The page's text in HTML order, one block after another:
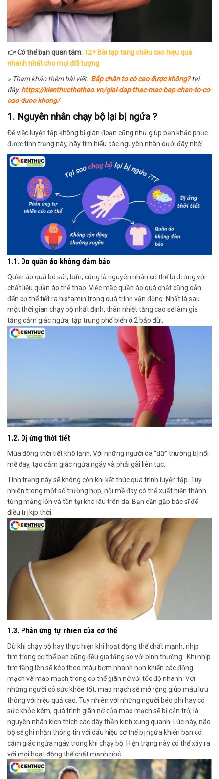
👉 Có thể bạn quan tâm: 12+ Bài tập tăng chiều cao hiệu quả
nhanh nhất cho mọi đối tượng
» Tham khảo thêm bài viết: Bắp chân to có cao được không? tại
đây:https://kienthucthethao.vn/giai-dap-thac-mac-bap-chan-to-co-
cao-duoc-khong/
1. Nguyên nhân chạy bộ lại bị ngứa ?
Để việc luyện tập không bị gián đoạn cũng như giúp bạn khắc phục
được tình trạng này, hãy tìm hiểu các nguyên nhân dưới đây nhé!
1.1. Do quần áo không đảm bảo
Quần áo quá bó sát, bẩn, cũng là nguyên nhân cơ thể bị dị ứng với
chất liệu quần áo thể thao. Việc mặc quần áo quá chật cũng dẫn
đến cơ thể tiết ra histamin trong quá trình vận động. Nhất là sau
một thời gian chạy bộ nhất định, thân nhiệt tăng cao sẽ làm gia
tăng cảm giác ngứa, tập trung phổ biến ở 2 bắp đùi.
1.2. Dị ứng thời tiết
Mùa đông thời tiết khô lạnh, Với những người da “dữ” thường bị nổi
mề đay, tạo cảm giác ngứa ngáy và phải gãi liên tục.
Tình trạng nàysẽ không còn khi kết thúc quá trình luyện tập. Tuy
nhiên trong một số trường hợp, nổi mề đay có thể xuất hiện thành
từng mảng lớn và tồn tại khá lâu trên da. Bạn cần gặp bác sĩ để
điều trị kịp thời.
1.3. Phản ứng tự nhiên của cơ thể
Dù khi chạy bộ hay thực hiện khi hoạt động thể chất mạnh, nhịp
tim trong cơ thể bạn cũng đều gia tăng so với bình thường . Khi nhịp
tim tăng lên sẽ kéo theo máu bơm nhanh hơn khiến các động
mạch và mao mạch trong cơ thể giãn nở với tốc độ nhanh. Với
những người có sức khỏe tốt, mao mạch sẽ mở rộng giúp máu lưu
thông với hiệu quả cao. Tuy nhiên với những người béo phì hay có
sức khỏe kém, quá trình giãn nở của mao mạch sẽ bị cản trở, là
nguyên nhân kích thích các dây thần kinh xung quanh.
Lúc này, não
bộ sẽ ghi nhận thông tin với dấu hiệu cơ thể bị ngứa khiến bạn có
cảm giác ngứa ngáy trong khi chạy bộ. Hiện trạng này có thể xảy ra
với mọi hoạt động thể chất mạnh nhé.